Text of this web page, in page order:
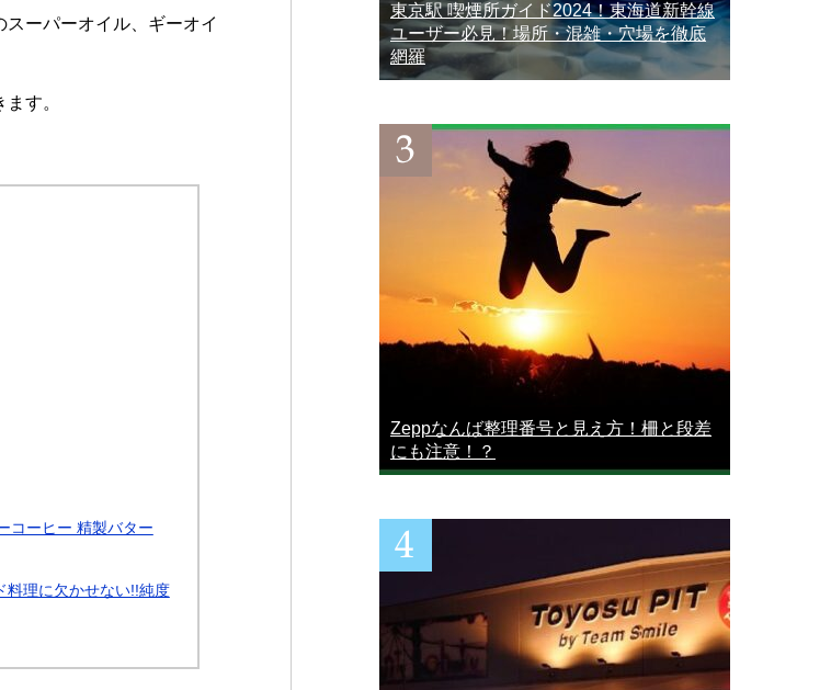
ーパーオイル、ギーオイ
す。
コーヒー 精製バター
理に欠かせない!!純度
東京駅 喫煙所ガイド2024！東海道新幹線
ユーザー必見！場所・混雑・穴場を徹底
網羅
Zeppなんば整理番号と見え方！柵と段差
にも注意！？